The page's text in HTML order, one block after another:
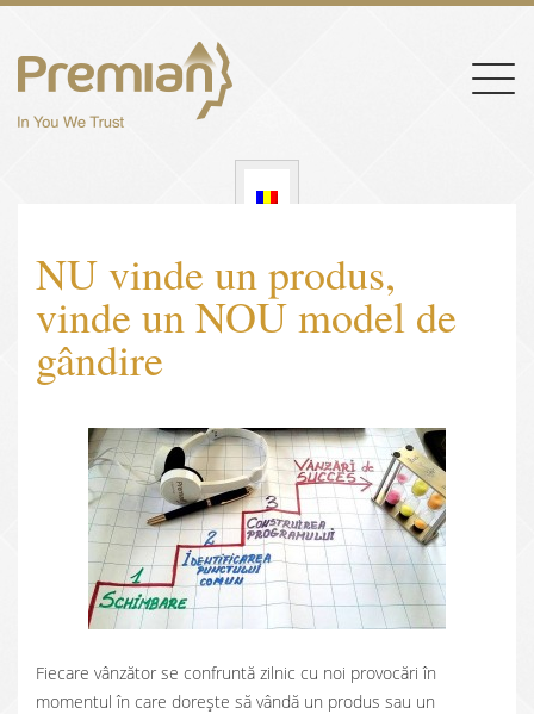
NU vinde un produs,
vinde un NOU model de
gândire
Fiecare vânzător se confruntă zilnic cu noi provocări în
momentul în care dorește să vândă un produs sau un